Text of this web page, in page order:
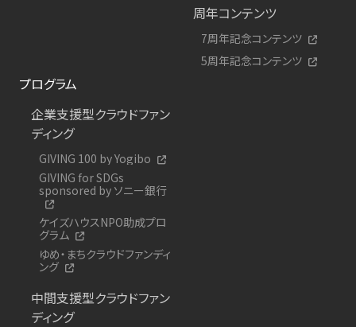
周年コンテンツ
7周年記念コンテンツ
5周年記念コンテンツ
プログラム
企業支援型クラウドファン
ディング
GIVING 100 by Yogibo
GIVING for SDGs
sponsored by ソニー銀行
ケイズハウスNPO助成プロ
グラム
ゆめ・まちクラウドファンディ
ング
中間支援型クラウドファン
ディング